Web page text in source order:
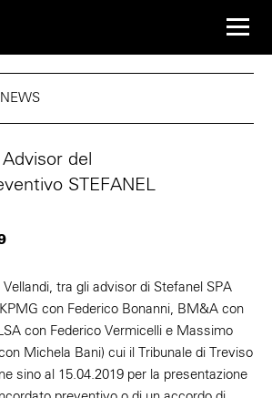
del
STEFANEL
tra gli advisor di Stefanel SPA
con Federico Bonanni, BM&A con
con Federico Vermicelli e Massimo
Michela Bani) cui il Tribunale di Treviso
sino al 15.04.2019 per la presentazione